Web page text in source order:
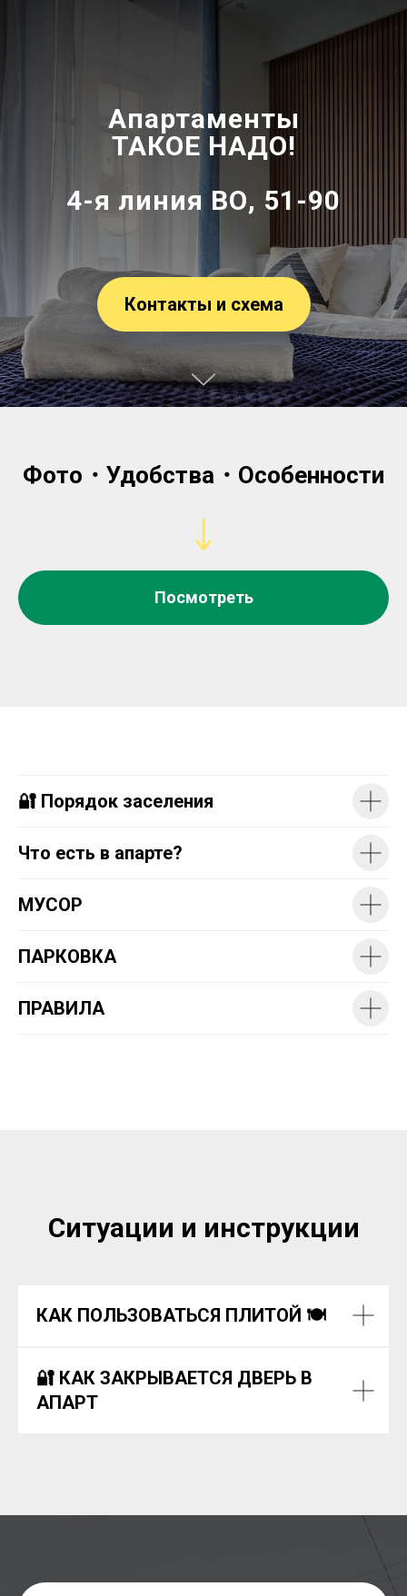
Апартаменты
ТАКОЕ НАДО!
4-я линия ВО, 51-90
Контакты и схема
Фото・Удобства・Особенности
Посмотреть
🔐 Порядок заселения
Что есть в апарте?
МУСОР
ПАРКОВКА
ПРАВИЛА
Ситуации и инструкции
КАК ПОЛЬЗОВАТЬСЯ ПЛИТОЙ 🍽️
🔐 КАК ЗАКРЫВАЕТСЯ ДВЕРЬ В
АПАРТ